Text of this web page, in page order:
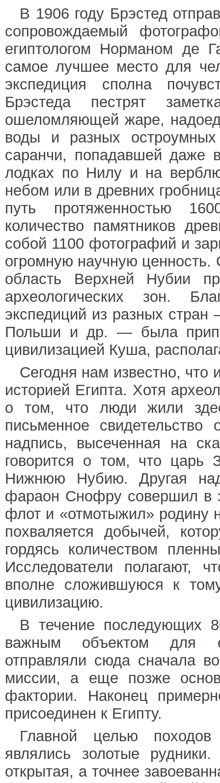
В 1906 году Брэстед
сопровождаемый
египтологом Норманом де
самое лучшее место для
экспедиция сполна
Брэстеда пестрят
ошеломляющей жаре,
воды и разных
саранчи, попадавшей даже
лодках по Нилу и на
небом или в древних
путь протяженностью
количество памятников
собой 1100 фотографий и
огромную научную
область Верхней Нубии
археологических зон.
экспедиций из разных
Польши и др. — была
цивилизацией Куша,
Сегодня нам известно, что
историей Египта. Хотя
о том, что люди жили
письменное
надпись, высеченная на
говорится о том, что царь
Нижнюю Нубию. Другая
фараон Снофру совершил в
флот и «отмотыжил» родину
похваляется добычей,
гордясь количеством
Исследователи полагают,
вполне сложившуюся к
цивилизацию.
В течение последующих
важным объектом для
отправляли сюда сначала
миссии, а еще позже
фактории. Наконец
присоединен к Египту.
Главной целью
являлись золотые
открытая, а точнее